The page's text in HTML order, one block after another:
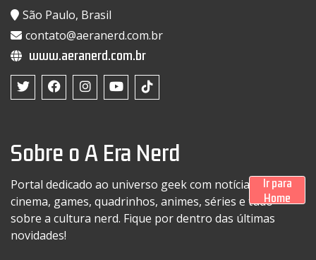
São Paulo, Brasil
contato@aeranerd.com.br
www.aeranerd.com.br
Sobre o A Era Nerd
Portal dedicado ao universo geek com notícias sobre
cinema, games, quadrinhos, animes, séries e tudo
sobre a cultura nerd. Fique por dentro das últimas
novidades!
Ir para
Home